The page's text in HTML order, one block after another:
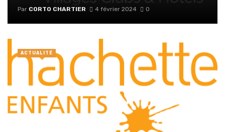
Par CORTO CHARTIER 4 février 2024 0
ACTUALITÉ